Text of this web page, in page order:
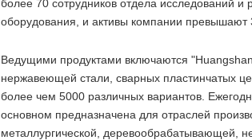
более 70 сотрудников отдела исследований и
оборудования, и активы компании превышают
Ведущими продуктами включаются
нержавеющей стали, сварных пластинчатых
более чем 5000 различных вариантов.
основном предназначена для отраслей
металлургической, деревообрабатывающей,